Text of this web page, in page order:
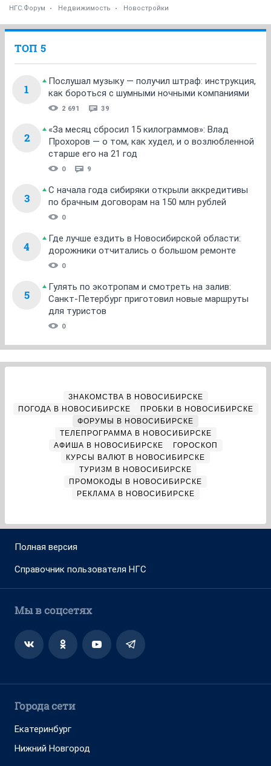
НГС.Форум Недвижимость Новостройки
ТОП 5
1
Послушал музыку — получил штраф: инструкция,
как бороться с шумными ночными компаниями
2 691 39
2
«За месяц сбросил 15 килограммов»: Влад
Прохоров — о том, как худел, и о возлюбленной
старше его на 21 год
0 9
3
С начала года сибиряки открыли аккредитивы
по брачным договорам на 150 млн рублей
0
4
Где лучше ездить в Новосибирской области:
дорожники отчитались о большом ремонте
0
5
Гулять по экотропам и смотреть на залив:
Санкт-Петербург приготовил новые маршруты
для туристов
0
ЗНАКОМСТВА В НОВОСИБИРСКЕ
ПОГОДА В НОВОСИБИРСКЕ
ПРОБКИ В НОВОСИБИРСКЕ
ФОРУМЫ В НОВОСИБИРСКЕ
ТЕЛЕПРОГРАММА В НОВОСИБИРСКЕ
АФИША В НОВОСИБИРСКЕ
ГОРОСКОП
КУРСЫ ВАЛЮТ В НОВОСИБИРСКЕ
ТУРИЗМ В НОВОСИБИРСКЕ
ПРОМОКОДЫ В НОВОСИБИРСКЕ
РЕКЛАМА В НОВОСИБИРСКЕ
Полная версия
Справочник пользователя НГС
Мы в соцсетях
Города сети
Екатеринбург
Нижний Новгород